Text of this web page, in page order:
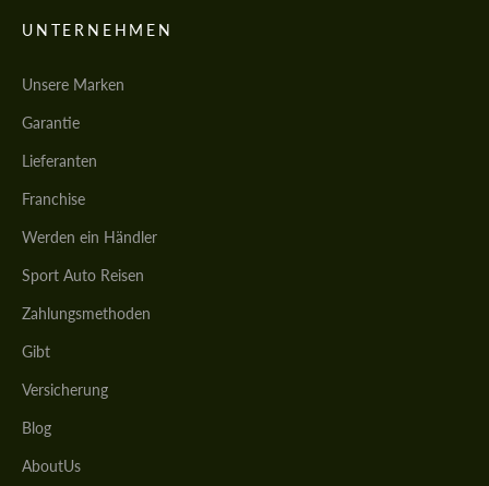
UNTERNEHMEN
Unsere Marken
Garantie
Lieferanten
Franchise
Werden ein Händler
Sport Auto Reisen
Zahlungsmethoden
Gibt
Versicherung
Blog
AboutUs